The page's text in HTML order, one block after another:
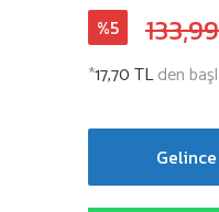
%5
*17,70 TLden